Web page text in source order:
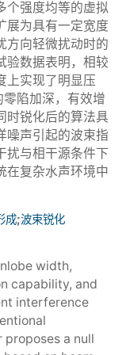
个强度均等的虚拟
展为具有一定宽度
方向轻微扰动时的
验数据表明，相较
上实现了明显压
陷加深，有效增
时锐化后的算法具
噪声引起的波束指
扰与相干源条件下
在复杂水声环境中
成;波束锐化
width,
capability, and
interference
a null